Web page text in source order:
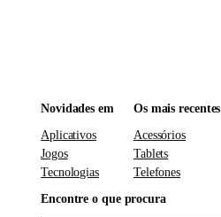
Novidades em
Aplicativos
Jogos
Tecnologias
Os mais recentes
Acessórios
Tablets
Telefones
Encontre o que procura